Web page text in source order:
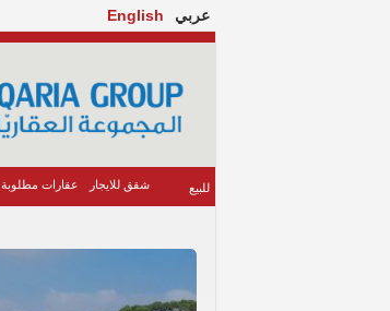
عربي English
للبيع شقق للايجار عقارات مطلوبة